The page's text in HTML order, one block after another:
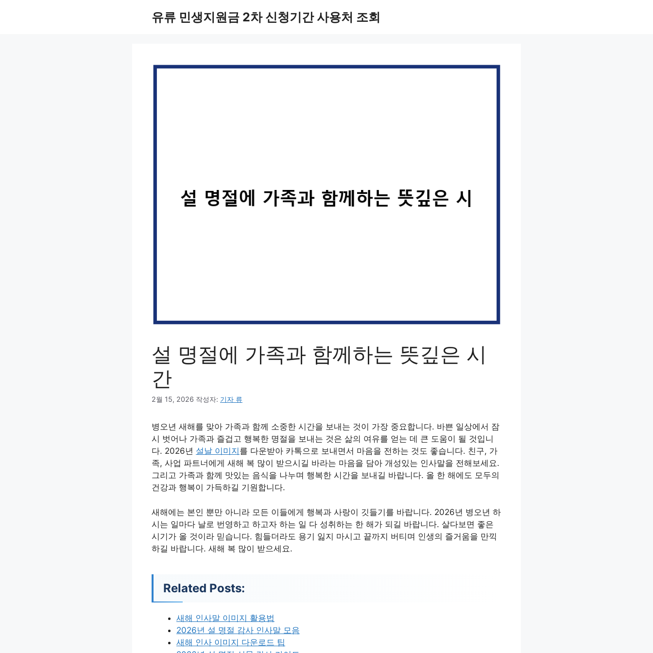
유류 민생지원금 2차 신청기간 사용처 조회
설 명절에 가족과 함께하는 뜻깊은 시
간
2월 15, 2026 작성자: 기자 류
병오년 새해를 맞아 가족과 함께 소중한 시간을 보내는 것이 가장 중요합니다. 바쁜 일상에서 잠
시 벗어나 가족과 즐겁고 행복한 명절을 보내는 것은 삶의 여유를 얻는 데 큰 도움이 될 것입니
다. 2026년 설날 이미지 를 다운받아 카톡으로 보내면서 마음을 전하는 것도 좋습니다. 친구, 가
족, 사업 파트너에게 새해 복 많이 받으시길 바라는 마음을 담아 개성있는 인사말을 전해보세요.
그리고 가족과 함께 맛있는 음식을 나누며 행복한 시간을 보내길 바랍니다. 올 한 해에도 모두의
건강과 행복이 가득하길 기원합니다.
새해에는 본인 뿐만 아니라 모든 이들에게 행복과 사랑이 깃들기를 바랍니다. 2026년 병오년 하
시는 일마다 날로 번영하고 하고자 하는 일 다 성취하는 한 해가 되길 바랍니다. 살다보면 좋은
시기가 올 것이라 믿습니다. 힘들더라도 용기 잃지 마시고 끝까지 버티며 인생의 즐거움을 만끽
하길 바랍니다. 새해 복 많이 받으세요.
Related Posts:
새해 인사말 이미지 활용법
2026년 설 명절 감사 인사말 모음
새해 인사 이미지 다운로드 팁